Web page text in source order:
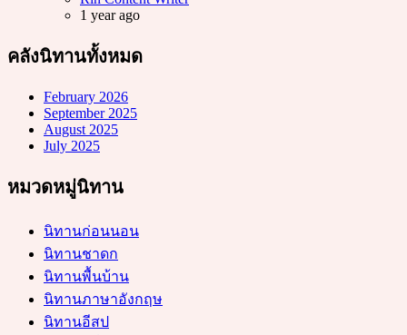
1 year ago
คลังนิทานทั้งหมด
February 2026
September 2025
August 2025
July 2025
หมวดหมู่นิทาน
นิทานก่อนนอน
นิทานชาดก
นิทานพื้นบ้าน
นิทานภาษาอังกฤษ
นิทานอีสป